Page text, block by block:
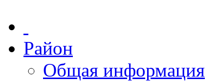
Район
Общая информация